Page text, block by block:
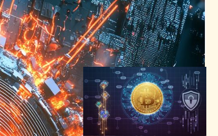
量子コンピューティングの脅
威、ビットコイン価格に影響
か──2028年が分水嶺に
量子コンピューターニュース
2025年12月18日7:30